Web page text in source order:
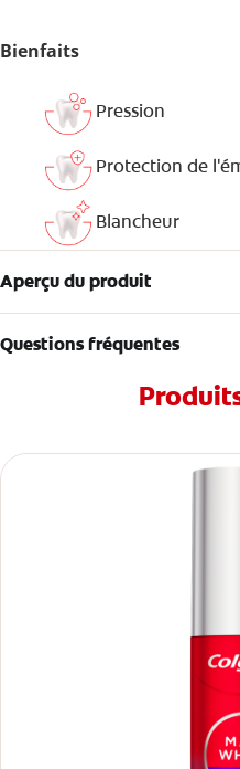
Bienfaits
Pression
Protection de
Blancheur
Aperçu du produit
Questions fréquentes